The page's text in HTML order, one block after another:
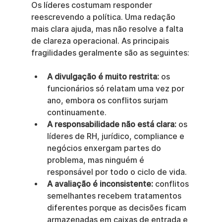
Os líderes costumam responder
reescrevendo a política. Uma redação
mais clara ajuda, mas não resolve a falta
de clareza operacional. As principais
fragilidades geralmente são as seguintes:
A divulgação é muito restrita: os
funcionários só relatam uma vez por
ano, embora os conflitos surjam
continuamente.
A responsabilidade não está clara: os
líderes de RH, jurídico, compliance e
negócios enxergam partes do
problema, mas ninguém é
responsável por todo o ciclo de vida.
A avaliação é inconsistente: conflitos
semelhantes recebem tratamentos
diferentes porque as decisões ficam
armazenadas em caixas de entrada e